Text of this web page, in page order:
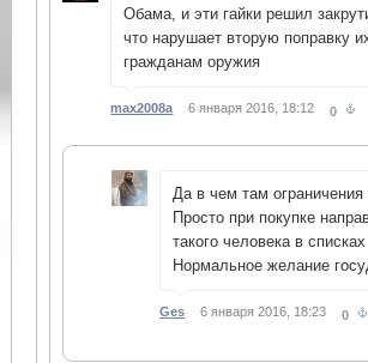
Обама, и эти гайки решил
что нарушает вторую поправку
гражданам оружия
max2008a 6 января 2016, 18:12 0
Да в чем там ограничения
Просто при покупке
такого человека в
Нормальное желание
Ges 6 января 2016, 18:23 0